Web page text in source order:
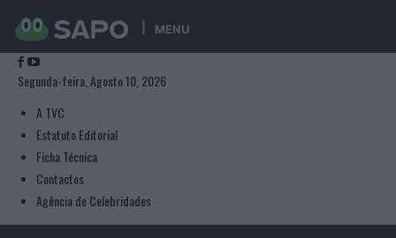
MENU
Segunda-feira, Agosto 10, 2026
A TVC
Estatuto Editorial
Ficha Técnica
Contactos
Agência de Celebridades